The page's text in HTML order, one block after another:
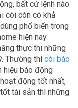
bất cứ lệnh nào
còi còn có khả
phổ biến trong
hiện nay.
thực thi những
Thường thì còi báo
hiệu báo động
động tốt nhất,
tài sản thì những